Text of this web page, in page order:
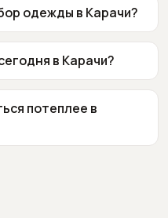
одежды в Карачи?
в Карачи?
потеплее в